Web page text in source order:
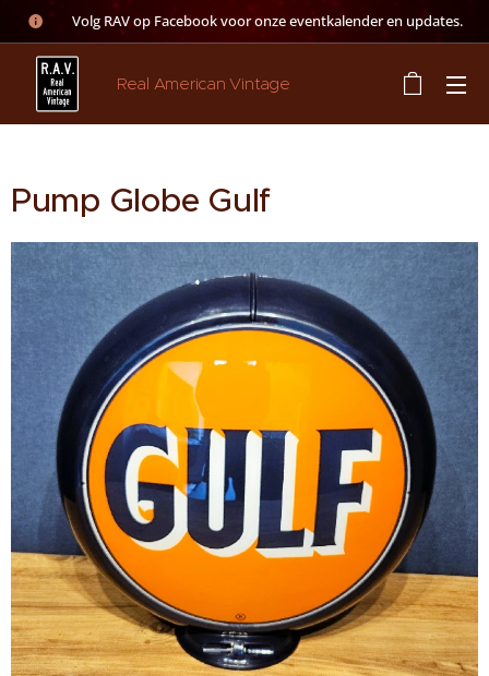
👉 Volg RAV op Facebook voor onze eventkalender en updates.
Real American Vintage
Pump Globe Gulf